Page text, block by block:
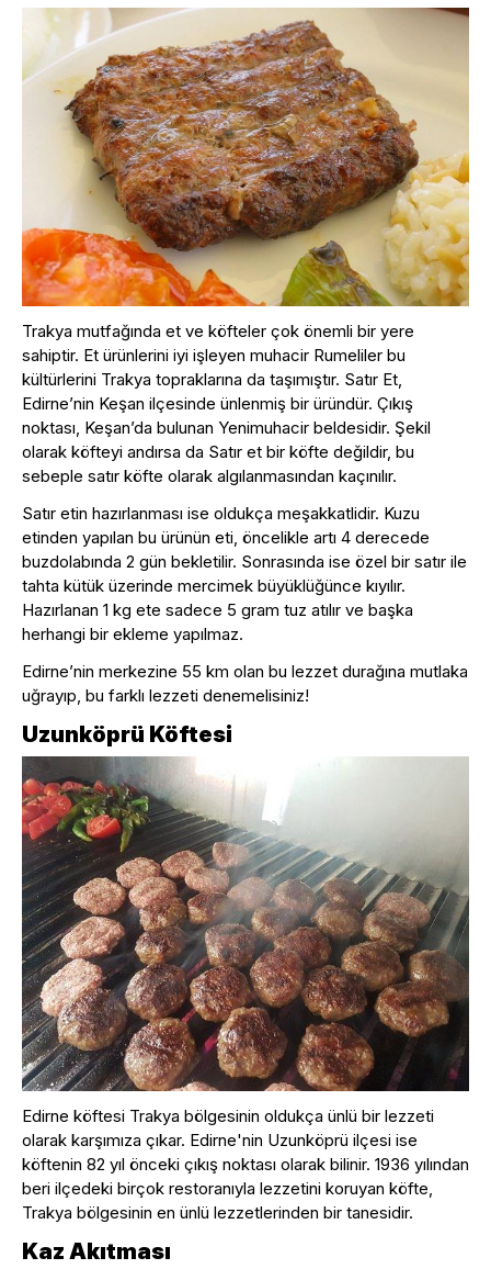
Trakya mutfağında et ve köfteler çok önemli bir yere
sahiptir. Et ürünlerini iyi işleyen muhacir Rumeliler bu
kültürlerini Trakya topraklarına da taşımıştır. Satır Et,
Edirne’nin Keşan ilçesinde ünlenmiş bir üründür. Çıkış
noktası, Keşan’da bulunan Yenimuhacir beldesidir. Şekil
olarak köfteyi andırsa da Satır et bir köfte değildir, bu
sebeple satır köfte olarak algılanmasından kaçınılır.
Satır etin hazırlanması ise oldukça meşakkatlidir. Kuzu
etinden yapılan bu ürünün eti, öncelikle artı 4 derecede
buzdolabında 2 gün bekletilir. Sonrasında ise özel bir satır ile
tahta kütük üzerinde mercimek büyüklüğünce kıyılır.
Hazırlanan 1 kg ete sadece 5 gram tuz atılır ve başka
herhangi bir ekleme yapılmaz.
Edirne’nin merkezine 55 km olan bu lezzet durağına mutlaka
uğrayıp, bu farklı lezzeti denemelisiniz!
Uzunköprü Köftesi
Edirne köftesi Trakya bölgesinin oldukça ünlü bir lezzeti
olarak karşımıza çıkar. Edirne'nin Uzunköprü ilçesi ise
köftenin 82 yıl önceki çıkış noktası olarak bilinir. 1936 yılından
beri ilçedeki birçok restoranıyla lezzetini koruyan köfte,
Trakya bölgesinin en ünlü lezzetlerinden bir tanesidir.
Kaz Akıtması